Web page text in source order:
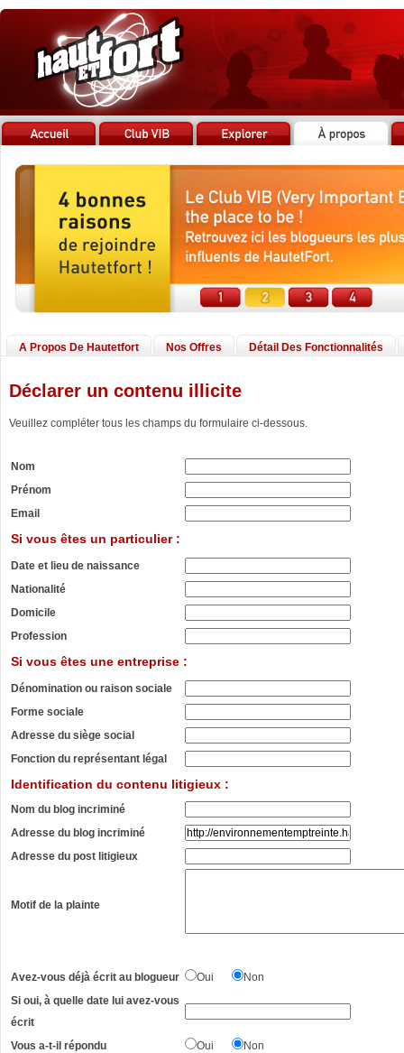
A Propos De Hautetfort Nos Offres Détail Des Fonctionnalités
Déclarer un contenu illicite
Veuillez compléter tous les champs du formulaire ci-dessous.
Nom
Prénom
Email
Si vous êtes un particulier :
Date et lieu de naissance
Nationalité
Domicile
Profession
Si vous êtes une entreprise :
Dénomination ou raison sociale
Forme sociale
Adresse du siège social
Fonction du représentant légal
Identification du contenu litigieux :
Nom du blog incriminé
Adresse du blog incriminé
Adresse du post litigieux
Motif de la plainte
Avez-vous déjà écrit au blogueur Oui
Non
Si oui, à quelle date lui avez-vous
écrit
Vous a-t-il répondu
Oui Non